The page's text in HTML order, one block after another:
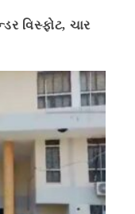
વિસ્ફોટ, ચાર